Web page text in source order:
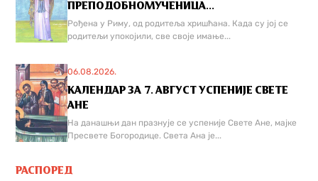
ПРЕПОДОБНОМУЧЕНИЦА...
Рођена у Риму, од родитеља хришћана. Када су јој се
родитељи упокојили, све своје имање...
06.08.2026.
КАЛЕНДАР ЗА 7. АВГУСТ УСПЕНИЈЕ СВЕТЕ
АНЕ
На данашњи дан празнује се успеније Свете Ане, мајке
Пресвете Богородице. Света Ана је...
РАСПОРЕД